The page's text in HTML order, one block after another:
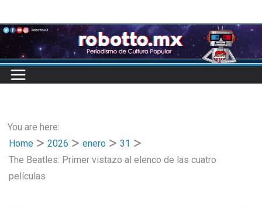
to
content
You are here:
Home
2026 enero
31
The Beatles: Primer vistazo al elenco de las cuatro
películas